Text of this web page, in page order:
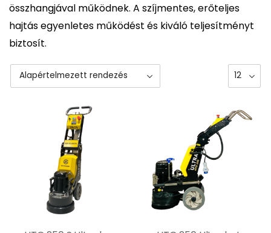
összhangjával működnek. A szíjmentes, erőteljes
hajtás egyenletes működést és kiváló teljesítményt
biztosít.